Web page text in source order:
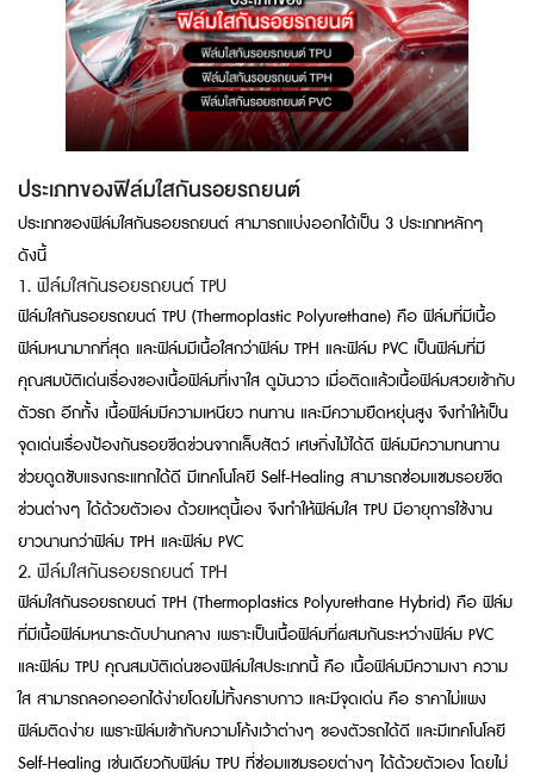
ประเภทของฟิล์มใสกันรอยรถยนต์
ประเภทของฟิล์มใสกันรอยรถยนต์ สามารถแบ่งออกได้เป็น 3 ประเภทหลักๆ
ดังนี้
1. ฟิล์มใสกันรอยรถยนต์ TPU
ฟิล์มใสกันรอยรถยนต์ TPU (Thermoplastic Polyurethane) คือ ฟิล์มที่มีเนื้อ
ฟิล์มหนามากที่สุด และฟิล์มมีเนื้อใสกว่าฟิล์ม TPH และฟิล์ม PVC เป็นฟิล์มที่มี
คุณสมบัติเด่นเรื่องของเนื้อฟิล์มที่เงาใส ดูมันวาว เมื่อติดแล้วเนื้อฟิล์มสวยเข้ากับ
ตัวรถ อีกทั้ง เนื้อฟิล์มมีความเหนียว ทนทาน และมีความยืดหยุ่นสูง จึงทำให้เป็น
จุดเด่นเรื่องป้องกันรอยขีดข่วนจากเล็บสัตว์ เศษกิ่งไม้ได้ดี ฟิล์มมีความทนทาน
ช่วยดูดซับแรงกระแทกได้ดี มีเทคโนโลยี Self-Healing สามารถซ่อมแซมรอยขีด
ข่วนต่างๆ ได้ด้วยตัวเอง ด้วยเหตุนี้เอง จึงทำให้ฟิล์มใส TPU มีอายุการใช้งาน
ยาวนานกว่าฟิล์ม TPH และฟิล์ม PVC
2. ฟิล์มใสกันรอยรถยนต์ TPH
ฟิล์มใสกันรอยรถยนต์ TPH (Thermoplastics Polyurethane Hybrid) คือ ฟิล์ม
ที่มีเนื้อฟิล์มหนาระดับปานกลาง เพราะเป็นเนื้อฟิล์มที่ผสมกันระหว่างฟิล์ม PVC
และฟิล์ม TPU คุณสมบัติเด่นของฟิล์มใสประเภทนี้ คือ เนื้อฟิล์มมีความเงา ความ
ใส สามารถลอกออกได้ง่ายโดยไม่ทิ้งคราบกาว และมีจุดเด่น คือ ราคาไม่แพง
ฟิล์มติดง่าย เพราะฟิล์มเข้ากับความโค้งเว้าต่างๆ ของตัวรถได้ดี และมีเทคโนโลยี
Self-Healing เช่นเดียวกับฟิล์ม TPU ที่ซ่อมแซมรอยต่างๆ ได้ด้วยตัวเอง โดยไม่